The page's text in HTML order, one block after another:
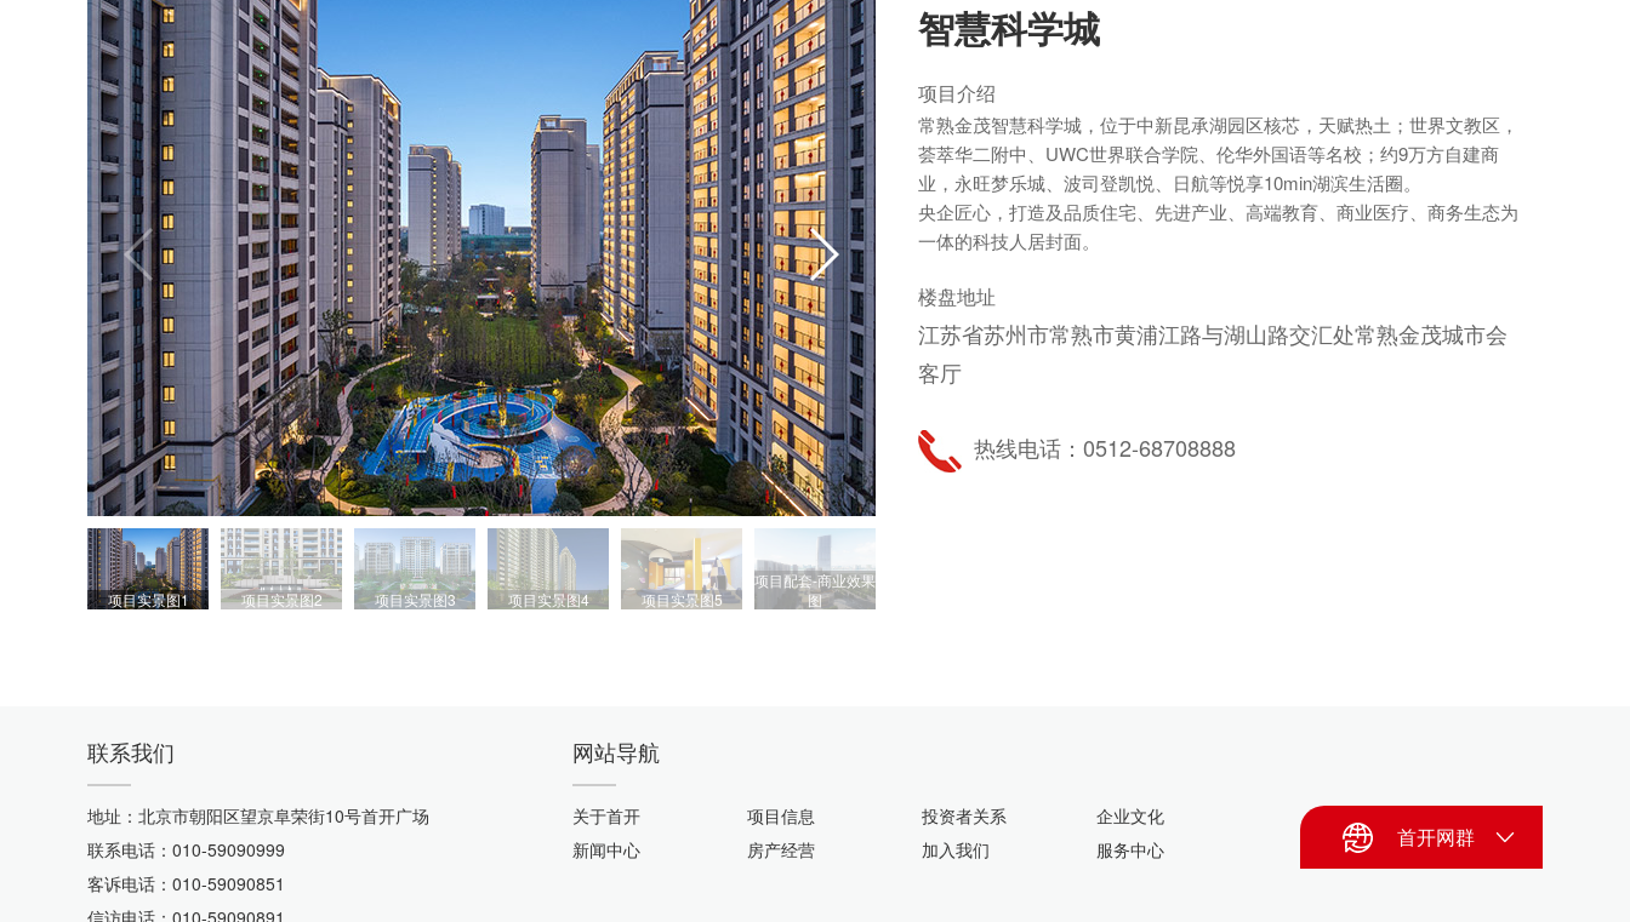
项目实景图1 项目实景图2 项目实景图3 项目实景图4 项目实景图5
项目配套-商业效果
图
智慧科学城
项目介绍
常熟金茂智慧科学城，位于中新昆承湖园区核芯，天赋热土；世界文教区，
荟萃华二附中、UWC世界联合学院、伦华外国语等名校；约9万方自建商
业，永旺梦乐城、波司登凯悦、日航等悦享10min湖滨生活圈。
央企匠心，打造及品质住宅、先进产业、高端教育、商业医疗、商务生态为
一体的科技人居封面。
楼盘地址
江苏省苏州市常熟市黄浦江路与湖山路交汇处常熟金茂城市会
客厅
热线电话：0512-68708888
联系我们
地址：北京市朝阳区望京阜荣街10号首开广场
联系电话：010-59090999
客诉电话：010-59090851
信访电话：010-59090891
网站导航
关于首开 项目信息 投资者关系
企业文化
新闻中心
房产经营 加入我们 服务中心 首开网群